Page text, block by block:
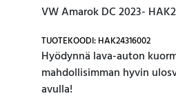
VW Amarok DC 2023-
TUOTEKOODI: HAK24316002
Hyödynnä lava-auton
mahdollisimman hyvin
avulla!